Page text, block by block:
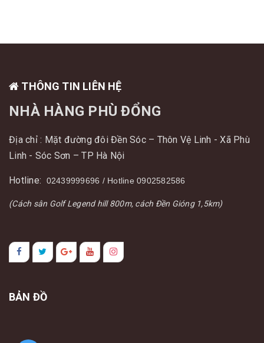
THÔNG TIN LIÊN HỆ
NHÀ HÀNG PHÙ ĐỔNG
Địa chỉ : Mặt đường đôi Đền Sóc – Thôn Vệ Linh - Xã Phù
Linh - Sóc Sơn – TP Hà Nội
Hotline: 02439999696 / Hotline 0902582586
(Cách sân Golf Legend hill 800m, cách Đền Gióng 1,5km)
BẢN ĐỒ